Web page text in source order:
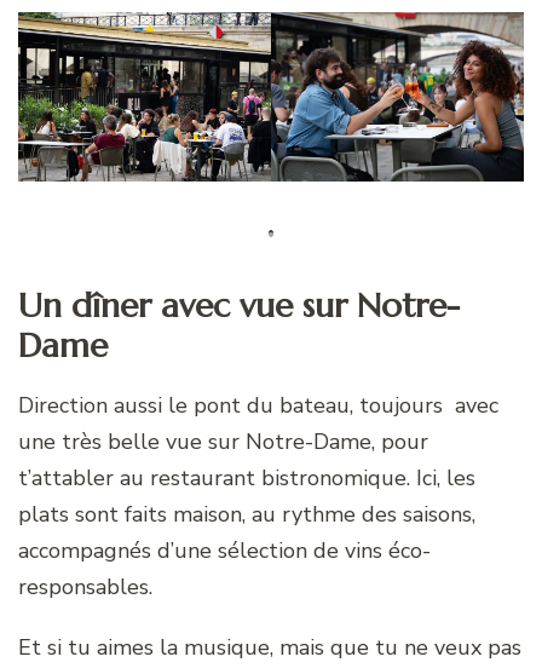
Un dîner avec vue sur Notre-
Dame
Direction aussi le pont du bateau, toujours avec
une très belle vue sur Notre-Dame, pour
t’attabler au restaurant bistronomique. Ici, les
plats sont faits maison, au rythme des saisons,
accompagnés d’une sélection de vins éco-
responsables.
Et si tu aimes la musique, mais que tu ne veux pas